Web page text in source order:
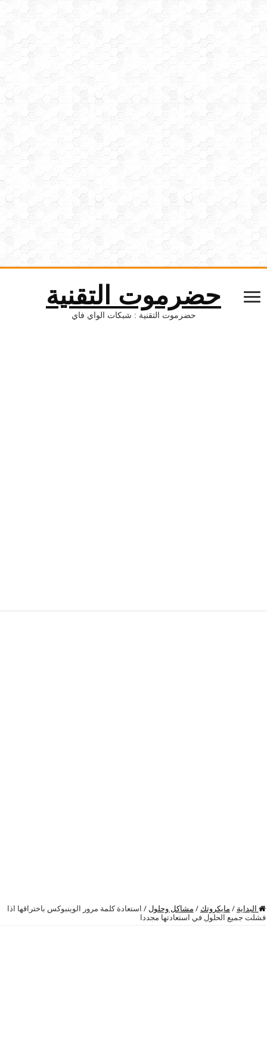
حضرموت التقنية
حضرموت التقنية : شبكات الواي فاي
البداية / مايكروتك / مشاكل وحلول /
استعادة كلمة مرور الوينبوكس باختراقها اذا
فشلت جميع الحلول في استعادتها مجددا